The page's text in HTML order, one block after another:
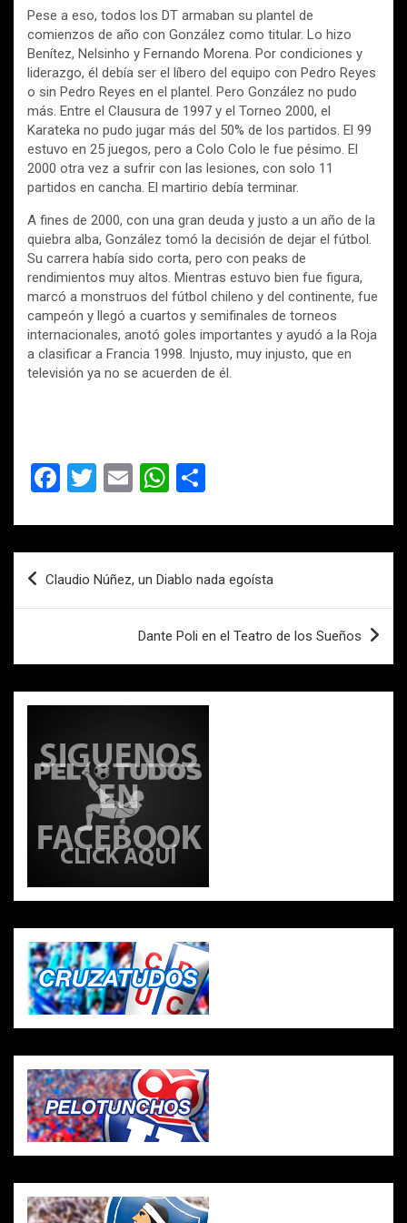
Pese a eso, todos los DT armaban su plantel de
comienzos de año con González como titular. Lo hizo
Benítez, Nelsinho y Fernando Morena. Por condiciones y
liderazgo, él debía ser el líbero del equipo con Pedro Reyes
o sin Pedro Reyes en el plantel. Pero González no pudo
más. Entre el Clausura de 1997 y el Torneo 2000, el
Karateka no pudo jugar más del 50% de los partidos. El 99
estuvo en 25 juegos, pero a Colo Colo le fue pésimo. El
2000 otra vez a sufrir con las lesiones, con solo 11
partidos en cancha. El martirio debía terminar.
A fines de 2000, con una gran deuda y justo a un año de la
quiebra alba, González tomó la decisión de dejar el fútbol.
Su carrera había sido corta, pero con peaks de
rendimientos muy altos. Mientras estuvo bien fue figura,
marcó a monstruos del fútbol chileno y del continente, fue
campeón y llegó a cuartos y semifinales de torneos
internacionales, anotó goles importantes y ayudó a la Roja
a clasificar a Francia 1998. Injusto, muy injusto, que en
televisión ya no se acuerden de él.
F
ce
o
T
tt
er
E
ail
W
at
s
A
p
p
m
p
ar
tir
Navegación
Claudio Núñez, un Diablo nada egoísta
Dante Poli en el Teatro de los Sueños